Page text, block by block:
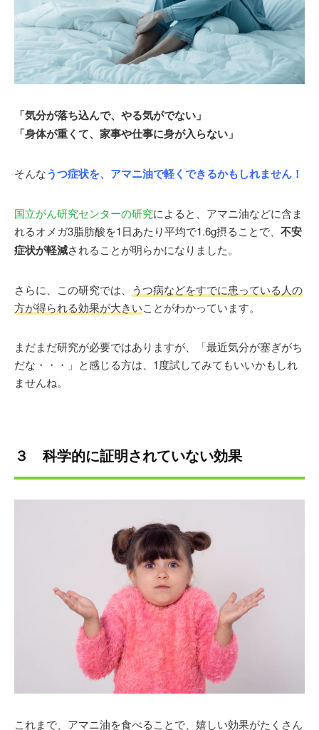
「気分が落ち込んで、やる気がでない」
「身体が重くて、家事や仕事に身が入らない」
そんなうつ症状を、アマニ油で軽くできるかもしれません！
国立がん研究センターの研究によると、アマニ油などに含ま
れるオメガ3脂肪酸を1日あたり平均で1.6g摂ることで、 不安
症状が軽減されることが明らかになりました。
さらに、この研究では、 うつ病などをすでに患っている人の
方が得られる効果が大きいことがわかっています。
まだまだ研究が必要ではありますが、「最近気分が塞ぎがち
だな・・・」と感じる方は、1度試してみてもいいかもしれ
ませんね。
３ 科学的に証明されていない効果
これまで、アマニ油を食べることで、嬉しい効果がたくさん